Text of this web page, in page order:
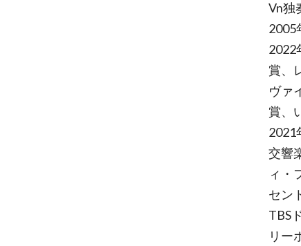
Vn独
2005
2022
賞、
ヴァ
賞、
2021
交響
ィ・
セン
TBS
リー